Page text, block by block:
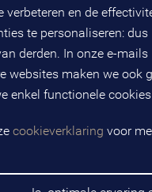
verbeteren en de
te personaliseren:
derden. In onze e-
websites maken we ook
enkel functionele
cookieverklaring voor